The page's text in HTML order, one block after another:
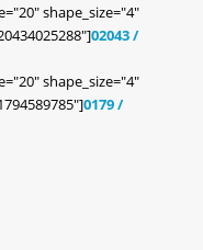
shape_size="4"
02043 /
shape_size="4"
0179 /